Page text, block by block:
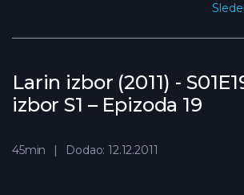
Larin izbor (2011) -
izbor S1 – Epizoda 19
45min Dodao: 12.12.2011